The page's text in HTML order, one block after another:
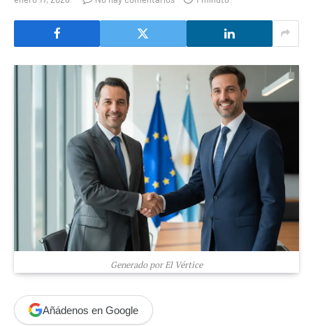
Generado por El Vértice
Añádenos en Google